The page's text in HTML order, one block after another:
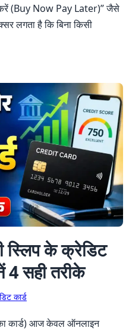
करें (Buy Now Pay Later)” जैसे
लगता है कि बिना किसी
स्लिप के क्रेडिट
4 सही तरीके
कार्ड
का कार्ड) आज केवल ऑनलाइन